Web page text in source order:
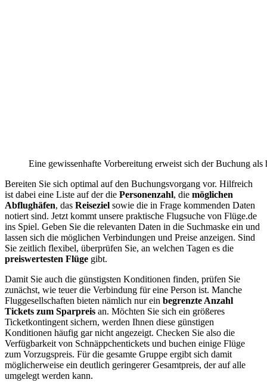
Eine gewissenhafte Vorbereitung erweist sich der Buchung als
Bereiten Sie sich optimal auf den Buchungsvorgang vor. Hilfreich
ist dabei eine Liste auf der die Personenzahl, die möglichen
Abflughäfen, das Reiseziel sowie die in Frage kommenden Daten
notiert sind. Jetzt kommt unsere praktische Flugsuche von Flüge.de
ins Spiel. Geben Sie die relevanten Daten in die Suchmaske ein und
lassen sich die möglichen Verbindungen und Preise anzeigen. Sind
Sie zeitlich flexibel, überprüfen Sie, an welchen Tagen es die
preiswertesten Flüge gibt.
Damit Sie auch die günstigsten Konditionen finden, prüfen Sie
zunächst, wie teuer die Verbindung für eine Person ist. Manche
Fluggesellschaften bieten nämlich nur ein begrenzte Anzahl
Tickets zum Sparpreis an. Möchten Sie sich ein größeres
Ticketkontingent sichern, werden Ihnen diese günstigen
Konditionen häufig gar nicht angezeigt. Checken Sie also die
Verfügbarkeit von Schnäppchentickets und buchen einige Flüge
zum Vorzugspreis. Für die gesamte Gruppe ergibt sich damit
möglicherweise ein deutlich geringerer Gesamtpreis, der auf alle
umgelegt werden kann.